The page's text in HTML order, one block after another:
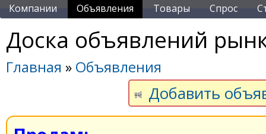
Компании Объявления Товары Спрос
Доска объявлений
Главная » Объявления
Добавить